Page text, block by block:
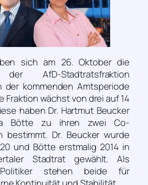
sich am 26. Oktober die
AfD-Stadtratsfraktion
der kommenden Amtsperiode
Fraktion wächst von drei auf 14
haben Dr. Hartmut Beucker
Bötte zu ihren zwei Co-
bestimmt. Dr. Beucker wurde
und Bötte erstmalig 2014 in
Stadtrat gewählt. Als
stehen beide für